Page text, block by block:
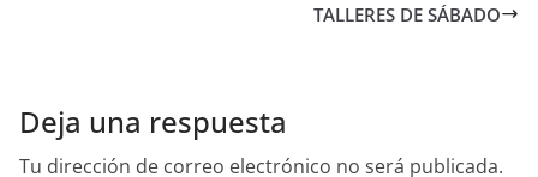
TALLERES DE SÁBADO
Deja una respuesta
Tu dirección de correo electrónico no será publicada.